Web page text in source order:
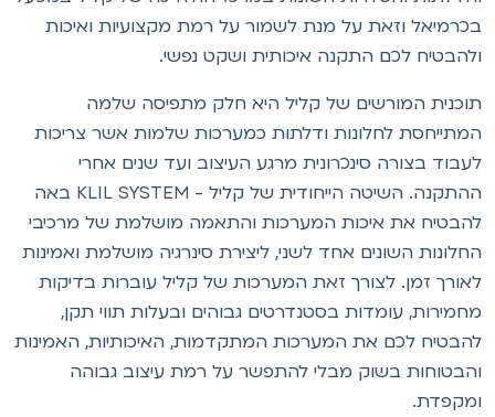
וזאת על מנת לשמור על רמת מקצועיות ואיכות
לכם התקנה איכותית ושקט נפשי.
המורשים של קליל היא חלק מתפיסה שלמה
לחלונות ודלתות כמערכות שלמות אשר צריכות
בצורה סינכרונית מרגע העיצוב ועד שנים אחרי
ההתקנה. השיטה הייחודית של קליל - KLIL SYSTEM באה
את איכות המערכות והתאמה מושלמת של מרכיבי
השונים אחד לשני, ליצירת סינרגיה מושלמת ואמינות
זמן. לצורך זאת המערכות של קליל עוברות בדיקות
עומדות בסטנדרטים גבוהים ובעלות תווי תקן,
לכם את המערכות המתקדמות, האיכותיות, האמינות
בשוק מבלי להתפשר על רמת עיצוב גבוהה